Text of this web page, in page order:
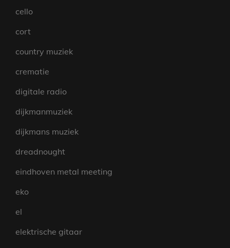
cello
cort
country muziek
crematie
digitale radio
dijkmanmuziek
dijkmans muziek
dreadnought
eindhoven metal meeting
eko
el
elektrische gitaar